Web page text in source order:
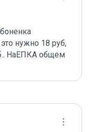
нужно 18 руб,
НаЕПКА общем